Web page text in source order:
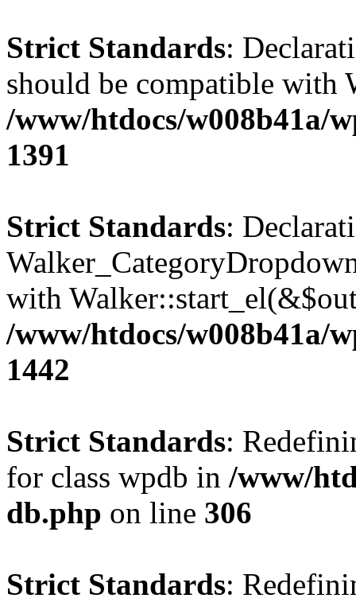
Strict Standards:
should be compatible with
/www/htdocs/w008b41a/
1391
Strict Standards:
with
/www/htdocs/w008b41a/
1442
Strict Standards:
for class wpdb in /www/
db.php on line 306
Strict Standards: